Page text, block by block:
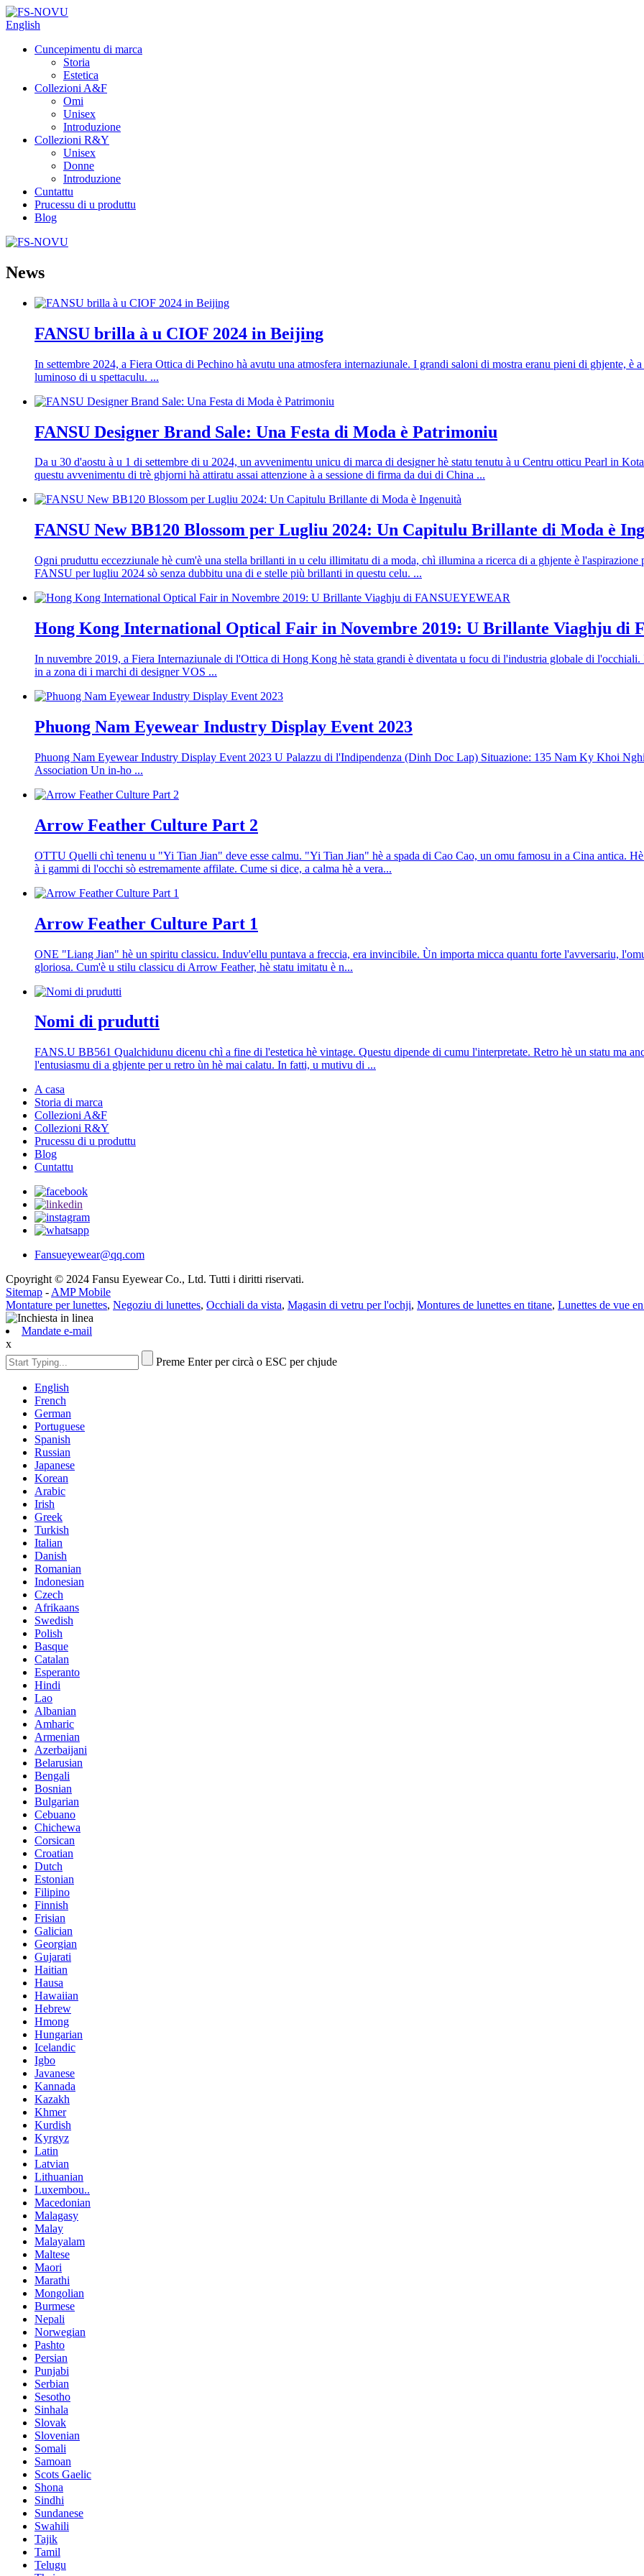
English
Cuncepimentu di marca
Storia
Estetica
Collezioni A&F
Omi
Unisex
Introduzione
Collezioni R&Y
Unisex
Donne
Introduzione
Cuntattu
Prucessu di u produttu
Blog
News
FANSU brilla à u CIOF 2024 in Beijing
In settembre 2024, a Fiera Ottica di Pechino hà avutu una atmosfera internaziunale. I grandi saloni di mostra eranu pieni di ghjente,
luminoso di u spettaculu. ...
FANSU Designer Brand Sale: Una Festa di Moda è Patrimoniu
Da u 30 d'aostu à u 1 di settembre di u 2024, un avvenimentu unicu di marca di designer hè statu tenutu à u Centru otticu Pearl in
questu avvenimentu di trè ghjorni hà attiratu assai attenzione à a sessione di firma da dui di China ...
FANSU New BB120 Blossom per Lugliu 2024: Un Capitulu Brillante di Moda è
Ogni pruduttu eccezziunale hè cum'è una stella brillanti in u celu illimitatu di a moda, chì illumina a ricerca di a ghjente è
FANSU per lugliu 2024 sò senza dubbitu una di e stelle più brillanti in questu celu. ...
Hong Kong International Optical Fair in Novembre 2019: U Brillante Viaghju di
In nuvembre 2019, a Fiera Internaziunale di l'Ottica di Hong Kong hè stata grandi è diventata u focu di l'industria globale di
in a zona di i marchi di designer VOS ...
Phuong Nam Eyewear Industry Display Event 2023
Phuong Nam Eyewear Industry Display Event 2023 U Palazzu di l'Indipendenza (Dinh Doc Lap) Situazione: 135 Nam Ky Khoi
Association Un in-ho ...
Arrow Feather Culture Part 2
OTTU Quelli chì tenenu u "Yi Tian Jian" deve esse calmu. "Yi Tian Jian" hè a spada di Cao Cao, un omu famosu in a Cina antica.
à i gammi di l'occhi sò estremamente affilate. Cume si dice, a calma hè a vera...
Arrow Feather Culture Part 1
ONE "Liang Jian" hè un spiritu classicu. Induv'ellu puntava a freccia, era invincibile. Ùn importa micca quantu forte l'avversariu,
gloriosa. Cum'è u stilu classicu di Arrow Feather, hè statu imitatu è n...
Nomi di prudutti
FANS.U BB561 Qualchidunu dicenu chì a fine di l'estetica hè vintage. Questu dipende di cumu l'interpretate. Retro hè un statu ma
l'entusiasmu di a ghjente per u retro ùn hè mai calatu. In fatti, u mutivu di ...
A casa
Storia di marca
Collezioni A&F
Collezioni R&Y
Prucessu di u produttu
Blog
Cuntattu
Fansueyewear@qq.com
Cpoyright © 2024 Fansu Eyewear Co., Ltd. Tutti i diritti riservati.
Sitemap - AMP Mobile
Montature per lunettes, Negoziu di lunettes, Occhiali da vista, Magasin di vetru per l'ochji, Montures de lunettes en titane, Lunettes de vue
Mandate e-mail
x
Preme Enter per circà o ESC per chjude
English
French
German
Portuguese
Spanish
Russian
Japanese
Korean
Arabic
Irish
Greek
Turkish
Italian
Danish
Romanian
Indonesian
Czech
Afrikaans
Swedish
Polish
Basque
Catalan
Esperanto
Hindi
Lao
Albanian
Amharic
Armenian
Azerbaijani
Belarusian
Bengali
Bosnian
Bulgarian
Cebuano
Chichewa
Corsican
Croatian
Dutch
Estonian
Filipino
Finnish
Frisian
Galician
Georgian
Gujarati
Haitian
Hausa
Hawaiian
Hebrew
Hmong
Hungarian
Icelandic
Igbo
Javanese
Kannada
Kazakh
Khmer
Kurdish
Kyrgyz
Latin
Latvian
Lithuanian
Luxembou..
Macedonian
Malagasy
Malay
Malayalam
Maltese
Maori
Marathi
Mongolian
Burmese
Nepali
Norwegian
Pashto
Persian
Punjabi
Serbian
Sesotho
Sinhala
Slovak
Slovenian
Somali
Samoan
Scots Gaelic
Shona
Sindhi
Sundanese
Swahili
Tajik
Tamil
Telugu